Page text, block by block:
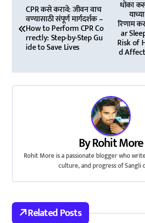
n
a
t
CPR कसे करावे: जीवन वाच
वण्यासाठी संपूर्ण मार्गदर्शक –
How to Perform CPR Co
rrectly: Step-by-Step Gu
ide to Save Lives
धोका
रिणाम
ar
Risk of
d
ByRohit More
Rohit More is a passionate blogger who
culture, and progress of Sangli
Related Posts